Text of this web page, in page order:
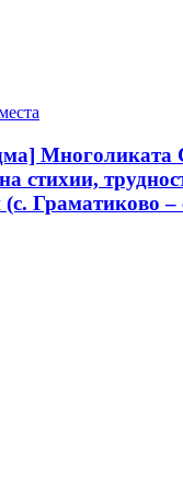
Многоликата
стихии,
Граматиково –